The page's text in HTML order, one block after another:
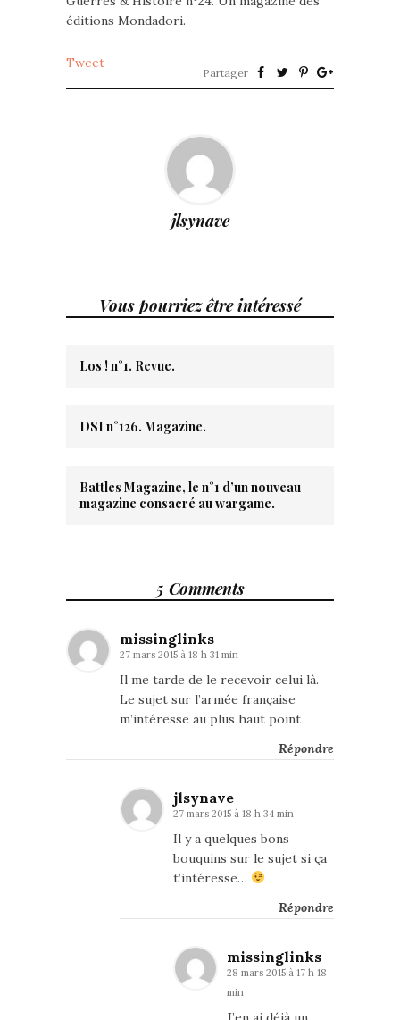
éditions Mondadori.
Tweet
Partager
jlsynave
Vous pourriez être intéressé
Los ! n°1. Revue.
DSI n°126. Magazine.
Battles Magazine, le n°1 d’un nouveau
magazine consacré au wargame.
5 Comments
missinglinks
27 mars 2015 à 18 h 31 min
Il me tarde de le recevoir celui là.
Le sujet sur l’armée française
m’intéresse au plus haut point
Répondre
jlsynave
27 mars 2015 à 18 h 34 min
Il y a quelques bons
bouquins sur le sujet si ça
t’intéresse…
Répondre
missinglinks
28 mars 2015 à 17 h 18
min